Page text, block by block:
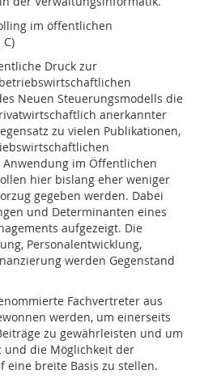
im öffentlichen
Druck zur
Neuen Steuerungsmodells die
anerkannter
zu vielen Publikationen,
im Öffentlichen
hier bislang eher weniger
gegeben werden. Dabei
und Determinanten eines
aufgezeigt. Die
Personalentwicklung,
werden Gegenstand
Fachvertreter aus
werden, um einerseits
zu gewährleisten und um
und die Möglichkeit der
eine breite Basis zu stellen.